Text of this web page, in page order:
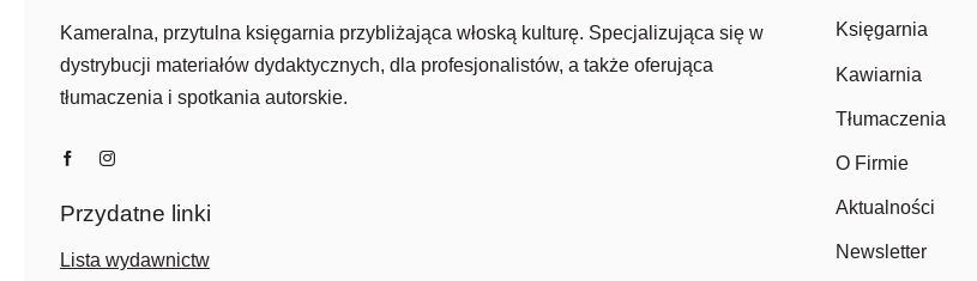
Kameralna, przytulna księgarnia przybliżająca włoską kulturę. Specjalizująca się w
dystrybucji materiałów dydaktycznych, dla profesjonalistów, a także oferująca
tłumaczenia i spotkania autorskie.
Przydatne linki
Lista wydawnictw
Księgarnia
Kawiarnia
Tłumaczenia
O Firmie
Aktualności
Newsletter